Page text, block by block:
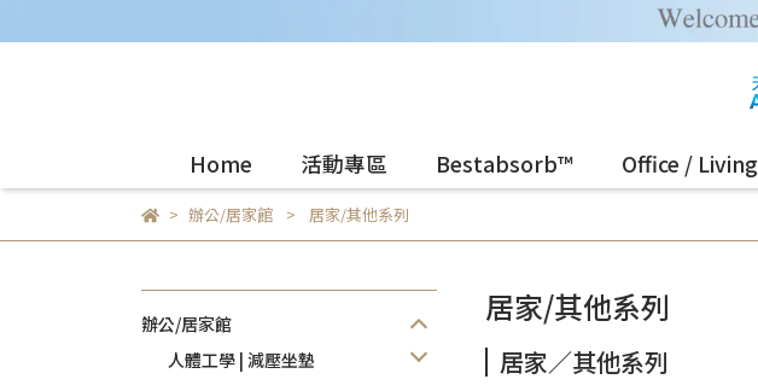
Home 活動專區 Bestabsorb™ Office / Living
辦公/居家館 居家/其他系列
辦公/居家館
人體工學 | 減壓坐墊
居家/其他系列
居家／其他系列